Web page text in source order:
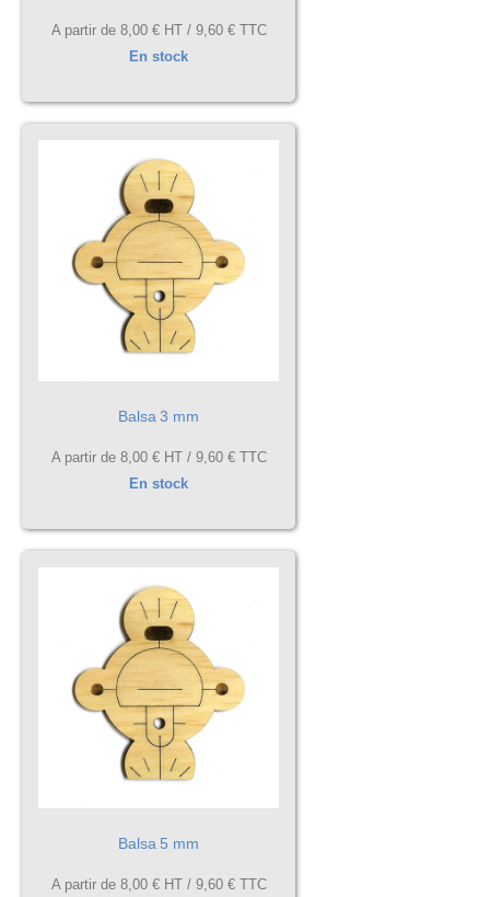
A partir de 8,00 €HT / 9,60 €TTC
En stock
Balsa 3 mm
A partir de 8,00 €HT / 9,60 €TTC
En stock
Balsa 5 mm
A partir de 8,00 €HT / 9,60 €TTC